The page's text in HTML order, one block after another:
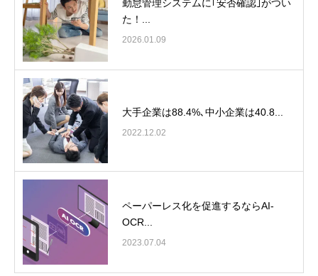
勤怠管理システムに｢安否確認｣がつい
た！...
2026.01.09
大手企業は88.4%､中小企業は40.8...
2022.12.02
ペーパーレス化を促進するならAI-
OCR...
2023.07.04